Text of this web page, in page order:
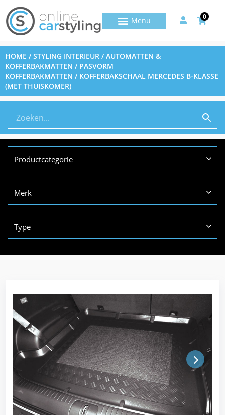
0
HOME /STYLING INTERIEUR /AUTOMATTEN &
KOFFERBAKMATTEN / PASVORM
KOFFERBAKMATTEN / KOFFERBAKSCHAAL MERCEDES B-KLASSE
(MET THUISKOMER)
Productcategorie
Merk
Type
Next